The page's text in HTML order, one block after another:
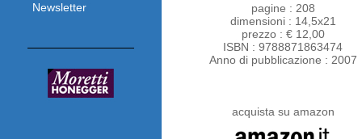
Newsletter
pagine : 208
dimensioni : 14,5x21
prezzo : € 12,00
ISBN : 9788871863474
Anno di pubblicazione : 2007
acquista su amazon